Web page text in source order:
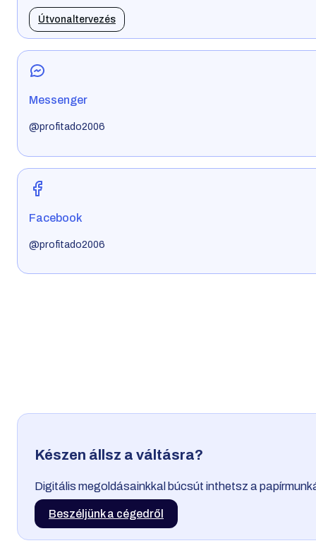
Facebook
@profitado2006
Útvonaltervezés
Messenger
@profitado2006
Készen állsz a váltásra?
Digitális megoldásainkkal búcsút inthetsz a
Beszéljünk a cégedről